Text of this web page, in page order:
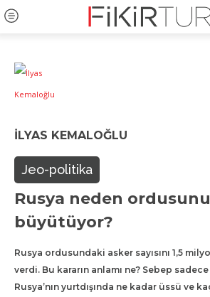
İLYAS KEMALOĞLU
Jeo-politika
Rusya neden ordusunu
büyütüyor?
Rusya ordusundaki asker sayısını 1,5
verdi. Bu kararın anlamı ne? Sebep sadece
Rusya’nın yurtdışında ne kadar üssü ve